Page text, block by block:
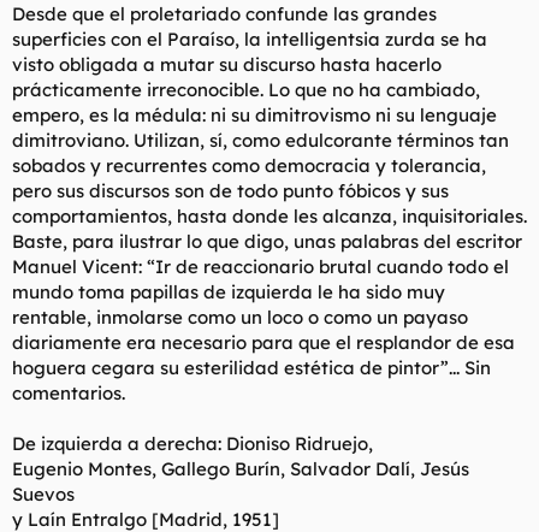
Desde que el proletariado confunde las grandes
superficies con el Paraíso, la intelligentsia zurda se ha
visto obligada a mutar su discurso hasta hacerlo
prácticamente irreconocible. Lo que no ha cambiado,
empero, es la médula: ni su dimitrovismo ni su lenguaje
dimitroviano. Utilizan, sí, como edulcorante términos tan
sobados y recurrentes como democracia y tolerancia,
pero sus discursos son de todo punto fóbicos y sus
comportamientos, hasta donde les alcanza, inquisitoriales.
Baste, para ilustrar lo que digo, unas palabras del escritor
Manuel Vicent: “Ir de reaccionario brutal cuando todo el
mundo toma papillas de izquierda le ha sido muy
rentable, inmolarse como un loco o como un payaso
diariamente era necesario para que el resplandor de esa
hoguera cegara su esterilidad estética de pintor”... Sin
comentarios.
De izquierda a derecha: Dioniso Ridruejo,
Eugenio Montes, Gallego Burín, Salvador Dalí, Jesús
Suevos
y Laín Entralgo [Madrid, 1951]